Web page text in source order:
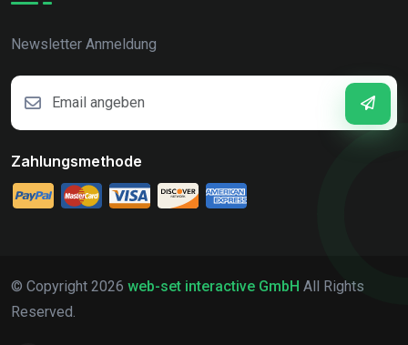
Newsletter Anmeldung
Zahlungsmethode
© Copyright 2026 web-set interactive GmbH All Rights
Reserved.